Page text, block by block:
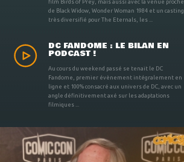
film Birds of Prey, mais aussi avec la venue proche
de Black Widow, Wonder Woman 1984 et un casting
très diversifié pour The Eternals, les ...
DC FANDOME : LE BILAN EN
PODCAST !
Au cours du weekend passé se tenait le DC
Fandome, premier évènement intégralement en
ligne et 100% consacré aux univers de DC, avec un
angle définitivement axé sur les adaptations
filmiques ...